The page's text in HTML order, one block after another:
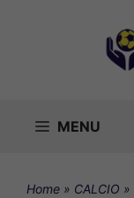
MENU
Home » CALCIO »